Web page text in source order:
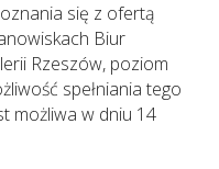
się z ofertą
Biur
Rzeszów, poziom
spełniania tego
możliwa w dniu 14